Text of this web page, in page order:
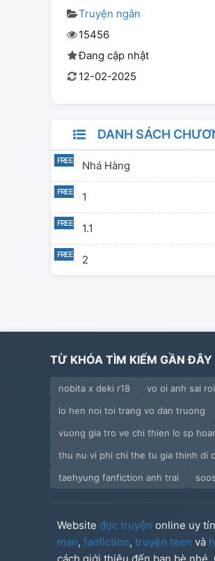
Truyện ngắn
15456
Đang cập nhật
12-02-2025
DANH SÁCH
Nhá Hàng
1
1.1
2
TỪ KHÓA TÌM KIẾM GẦN ĐÂY
nobita x deki r18 vo oi anh sai
lo hen noi toi trang vo dan truong
vuong gia tro ve chi thien lo sp
thu nu vi phi chi the tu gia thinh di
taehyung fanfiction anh trai
Website đọc truyện online uy
mạn, fanfiction, truyện teen và